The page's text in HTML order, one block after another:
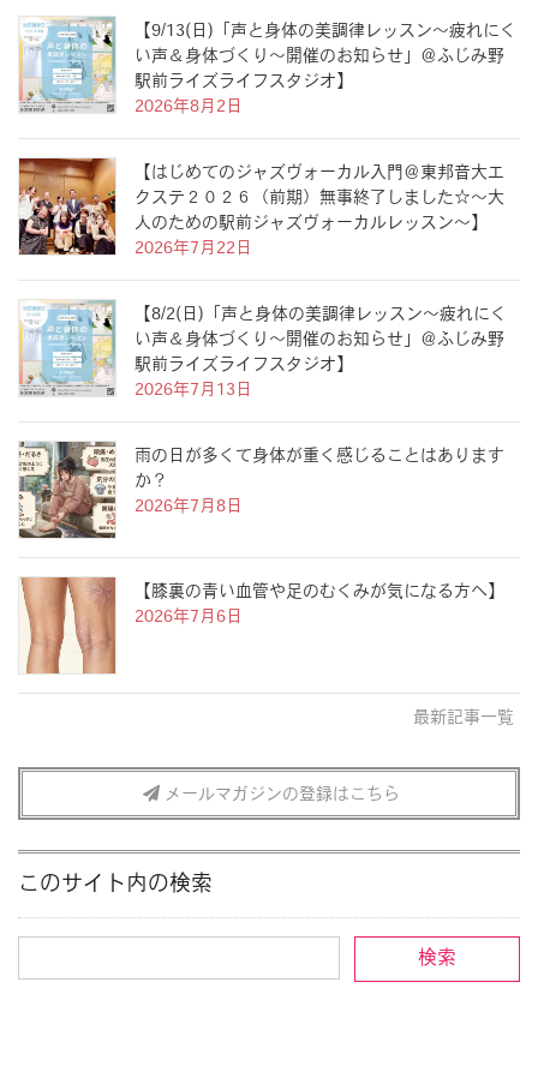
【9/13(日)「声と身体の美調律レッスン〜疲れにく
い声＆身体づくり〜開催のお知らせ」＠ふじみ野
駅前ライズライフスタジオ】
2026年8月2日
【はじめてのジャズヴォーカル入門＠東邦音大エ
クステ２０２６（前期）無事終了しました☆〜大
人のための駅前ジャズヴォーカルレッスン〜】
2026年7月22日
【8/2(日)「声と身体の美調律レッスン〜疲れにく
い声＆身体づくり〜開催のお知らせ」＠ふじみ野
駅前ライズライフスタジオ】
2026年7月13日
雨の日が多くて身体が重く感じることはあります
か？
2026年7月8日
【膝裏の青い血管や足のむくみが気になる方へ】
2026年7月6日
最新記事一覧
メールマガジンの登録はこちら
このサイト内の検索